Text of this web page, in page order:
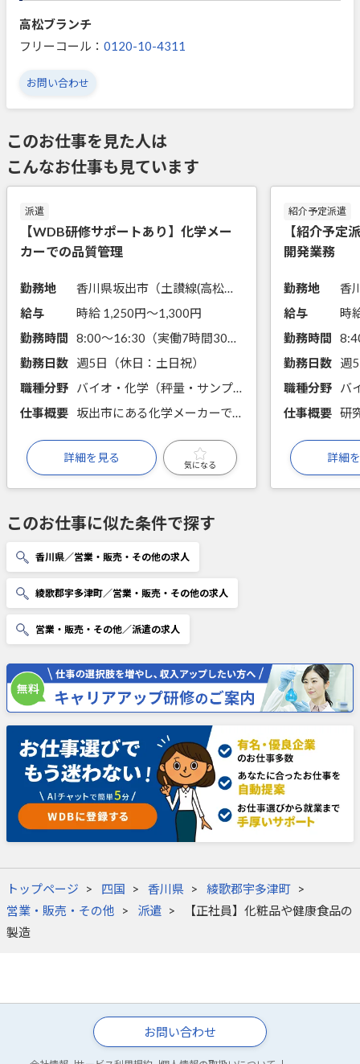
高松ブランチ
フリーコール： 0120-10-4311
お問い合わせ
このお仕事を見た人は
こんなお仕事も見ています
派遣
【WDB研修サポートあり】化学メー
カーでの品質管理
勤務地
香川県坂出市（土讃線(高松－多度津)坂出駅からバス10分）
給与
時給 1,250円〜1,300円
勤務時間
8:00～16:30（実働7時間30分）
勤務日数
週5日（休日：土日祝）
職種分野
バイオ・化学（秤量・サンプリング・分注、前処理・試薬調製、手分析、機器分析、物性測定、規格・規範に関する知識）
仕事概要
坂出市にある化学メーカーでの品質管理の求人です。専門的なスキルを身に付けながら正社員登用を目指せる環境です。未経験やブランクの方もしっかりした教育があるので安心して働けます。
詳細を見る
気になる
紹介予定派遣
【紹介予定
開発業務
勤務地
給与
時
勤務時間
勤務日数
週
職種分野
バ
仕事概要
詳細
このお仕事に似た条件で探す
香川県／営業・販売・その他の求人
綾歌郡宇多津町／営業・販売・その他の求人
営業・販売・その他／派遣の求人
トップページ 四国 香川県
綾歌郡宇多津町
営業・販売・その他
派遣
【正社員】化粧品や健康食品の
製造
お問い合わせ